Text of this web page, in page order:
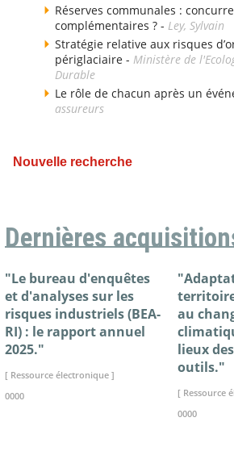
Réserves communales :
complémentaires ? - Ley, Sylvain
Stratégie relative aux risques
périglaciaire - Ministère de
Durable
Le rôle de chacun après un
assureurs
Nouvelle recherche
Dernières
"Le bureau d'enquêtes
et d'analyses sur les
risques industriels (BEA-
RI) : le rapport annuel
2025."
[ Ressource électronique ]
0000
au
lieux
outils."
[ Ressource
0000